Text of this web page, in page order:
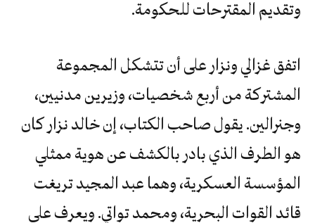
‬وتقديم‭ ‬المقترحات‭ ‬للحكومة.‬
اتفق غزالي ونزار على أن تتشكل المجموعة
المشتركة من أربع شخصيات، وزيرين مدنيين،
وجنرالين. يقول صاحب الكتاب، إن خالد نزار كان
هو الطرف الذي بادر بالكشف عن هوية ممثلي
المؤسسة العسكرية، وهما عبد المجيد تريغت
قائد القوات البحرية، ومحمد تواتي. ويعرف علي